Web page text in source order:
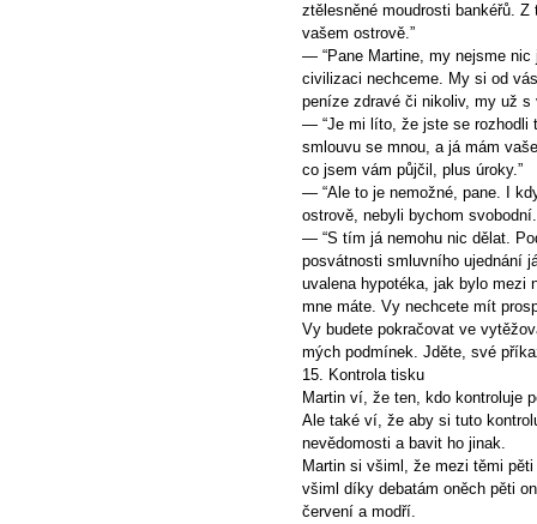
ztělesněné moudrosti bankéřů.
vašem ostrově.”
— “Pane Martine, my nejsme nic
civilizaci nechceme. My si od
peníze zdravé či nikoliv, my už s
— “Je mi líto, že jste se rozhodli
smlouvu se mnou, a já mám
co jsem vám půjčil, plus úroky.”
— “Ale to je nemožné, pane. I
ostrově, nebyli bychom
— “S tím já nemohu nic dělat.
posvátnosti smluvního ujednání
uvalena hypotéka, jak bylo mezi
mne máte. Vy nechcete mít
Vy budete pokračovat ve
mých podmínek. Jděte, své
15. Kontrola tisku
Martin ví, že ten, kdo kontroluje
Ale také ví, že aby si tuto
nevědomosti a bavit ho jinak.
Martin si všiml, že mezi těmi
všiml díky debatám oněch pěti
červení a modří.